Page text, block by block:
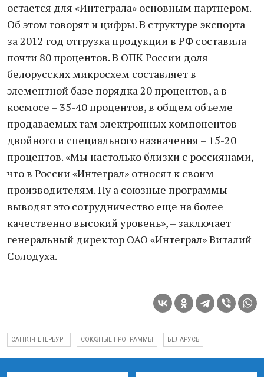
остается для «Интеграла» основным партнером.
Об этом говорят и цифры. В структуре экспорта
за 2012 год отгрузка продукции в РФ составила
почти 80 процентов. В ОПК России доля
белорусских микросхем составляет в
элементной базе порядка 20 процентов, а в
космосе – 35-40 процентов, в общем объеме
продаваемых там электронных компонентов
двойного и специального назначения – 15-20
процентов. «Мы настолько близки с россиянами,
что в России «Интеграл» относят к своим
производителям. Ну а союзные программы
выводят это сотрудничество еще на более
качественно высокий уровень», – заключает
генеральный директор ОАО «Интеграл» Виталий
Солодуха.
САНКТ-ПЕТЕРБУРГ СОЮЗНЫЕ ПРОГРАММЫ БЕЛАРУСЬ